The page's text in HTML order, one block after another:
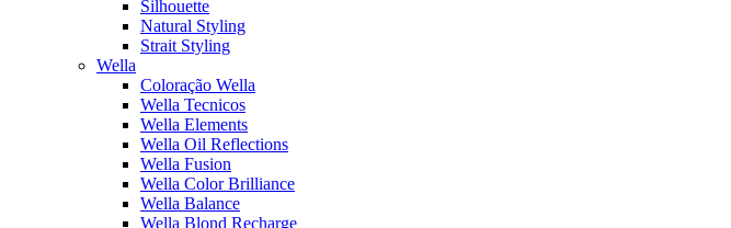
Silhouette
Natural Styling
Strait Styling
Wella
Coloração Wella
Wella Tecnicos
Wella Elements
Wella Oil Reflections
Wella Fusion
Wella Color Brilliance
Wella Balance
Wella Blond Recharge